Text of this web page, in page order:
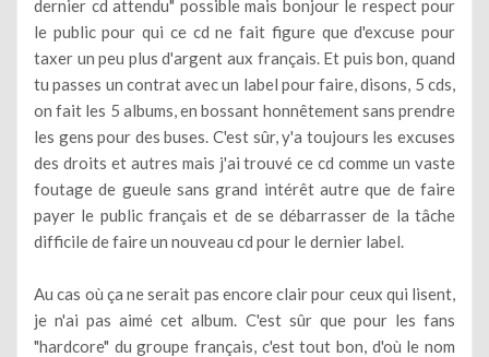
dernier cd attendu" possible mais bonjour le respect pour
le public pour qui ce cd ne fait figure que d'excuse pour
taxer un peu plus d'argent aux français. Et puis bon, quand
tu passes un contrat avec un label pour faire, disons, 5 cds,
on fait les 5 albums, en bossant honnêtement sans prendre
les gens pour des buses. C'est sûr, y'a toujours les excuses
des droits et autres mais j'ai trouvé ce cd comme un vaste
foutage de gueule sans grand intérêt autre que de faire
payer le public français et de se débarrasser de la tâche
difficile de faire un nouveau cd pour le dernier label.
Au cas où ça ne serait pas encore clair pour ceux qui lisent,
je n'ai pas aimé cet album. C'est sûr que pour les fans
"hardcore" du groupe français, c'est tout bon, d'où le nom